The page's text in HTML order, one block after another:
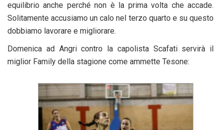
equilibrio anche perché non è la prima volta che accade.
Solitamente accusiamo un calo nel terzo quarto e su questo
dobbiamo lavorare e migliorare.
Domenica ad Angri contro la capolista Scafati servirà il
miglior Family della stagione come ammette Tesone: